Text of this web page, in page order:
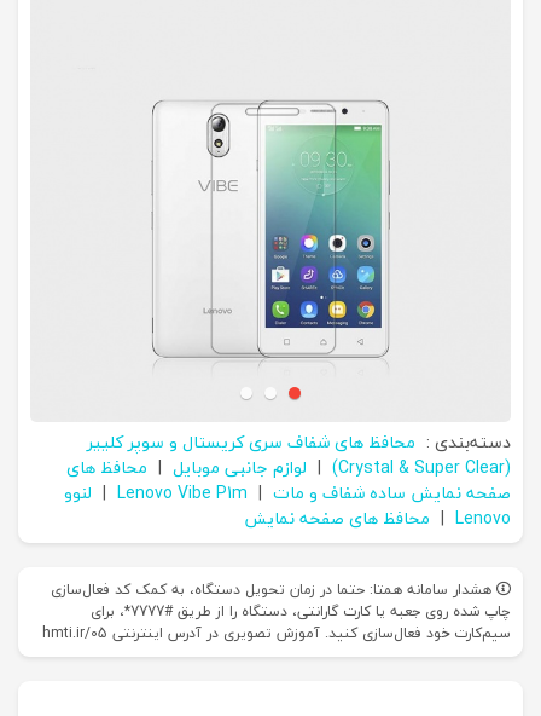
دسته‌بندی : محافظ های شفاف سری کریستال و سوپر کلییر
(Crystal & Super Clear)
| لوازم جانبی موبایل | محافظ های
صفحه نمایش ساده شفاف و مات |
Lenovo Vibe P1m
| لنوو
Lenovo
| محافظ های صفحه نمایش
هشدار سامانه همتا: حتما در زمان تحویل دستگاه، به کمک کد فعال‌سازی
چاپ شده روی جعبه یا کارت گارانتی، دستگاه را از طریق #7777*، برای
سیم‌کارت خود فعال‌سازی کنید. آموزش تصویری در آدرس اینترنتی hmti.ir/05